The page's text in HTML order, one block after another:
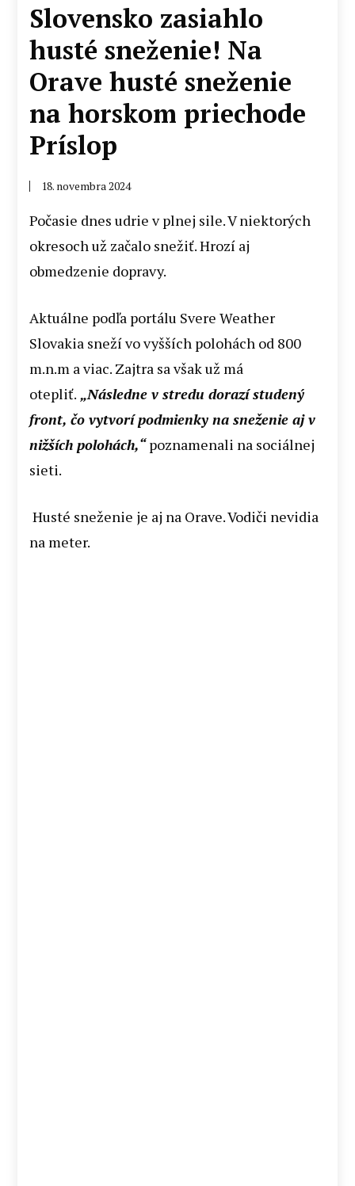
Slovensko zasiahlo
husté sneženie! Na
Orave husté sneženie
na horskom priechode
Príslop
18. novembra 2024
Počasie dnes udrie v plnej sile. V niektorých
okresoch už začalo snežiť. Hrozí aj
obmedzenie dopravy.
Aktuálne podľa portálu Svere Weather
Slovakia sneží vo vyšších polohách od 800
m.n.m a viac. Zajtra sa však už má
otepliť. „Následne v stredu dorazí studený
front, čo vytvorí podmienky na sneženie aj v
nižších polohách,“poznamenali na sociálnej
sieti.
Husté sneženie je aj na Orave. Vodiči nevidia
na meter.